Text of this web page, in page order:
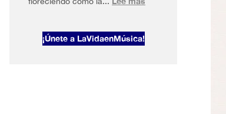
¡Únete a LaVidaenMúsica!